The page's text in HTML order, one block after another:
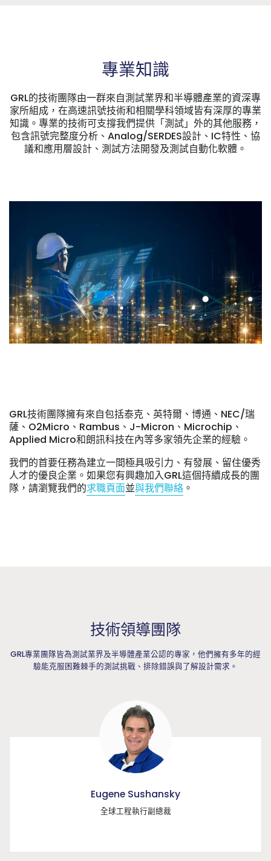
專業知識
GRL的技術團隊由一群來自測試業界和半導體產業的資深專
家所組成，在高速訊號技術和相關學科領域皆有深厚的專業
知識。專業的技術可支撐我們提供「測試」外的其他服務，
包含訊號完整度分析、Analog/SERDES設計、IC特性、協
議和應用層設計、測試方法開發及測試自動化軟體。
GRL技術團隊擁有來自包括泰克、英特爾、博通、NEC/瑞
薩、O2Micro、Rambus、J-Micron、Microchip、
Applied Micro和朗訊科技在內等多家領先企業的經驗。
我們的首要任務為建立一間極具吸引力、有發展、留住優秀
人才的優良企業。如果您有興趣加入GRL這個持續成長的團
隊，請瀏覽我們的求職頁面並與我們聯絡 。
技術領導團隊
GRL專業團隊皆為測試業界及半導體產業公認的專家，他們擁有多年的經
驗能克服困難棘手的測試挑戰、排除錯誤與了解設計需求。
Eugene Sushansky
全球工程執行副總裁